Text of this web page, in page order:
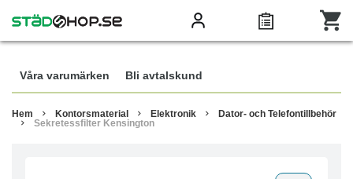
Våra varumärken Bli avtalskund
Hem Kontorsmaterial Elektronik
Dator- och Telefontillbehör
Sekretessfilter Kensington